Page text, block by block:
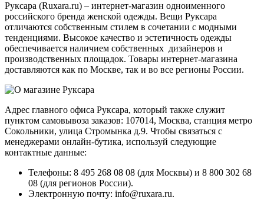
Руксара (Ruxara.ru) – интернет-магазин одноименного
российского бренда женской одежды. Вещи Руксара
отличаются собственным стилем в сочетании с модными
тенденциями. Высокое качество и эстетичность одежды
обеспечивается наличием собственных дизайнеров и
производственных площадок. Товары интернет-магазина
доставляются как по Москве, так и во все регионы России.
Адрес главного офиса Руксара, который также служит
пунктом самовывоза заказов: 107014, Москва, станция метро
Сокольники, улица Стромынка д.9. Чтобы связаться с
менеджерами онлайн-бутика, используй следующие
контактные данные:
Телефоны: 8 495 268 08 08 (для Москвы) и 8 800 302 68
08 (для регионов России).
Электронную почту: info@ruxara.ru.